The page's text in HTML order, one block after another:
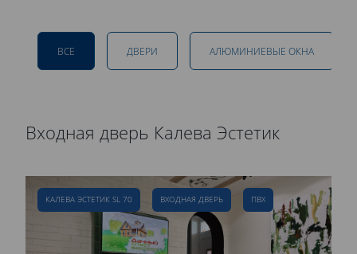
ВСЕ ДВЕРИ АЛЮМИНИЕВЫЕ ОКНА
Входная дверь Калева Эстетик
КАЛЕВА ЭСТЕТИК SL 70 ВХОДНАЯ ДВЕРЬ ПВХ